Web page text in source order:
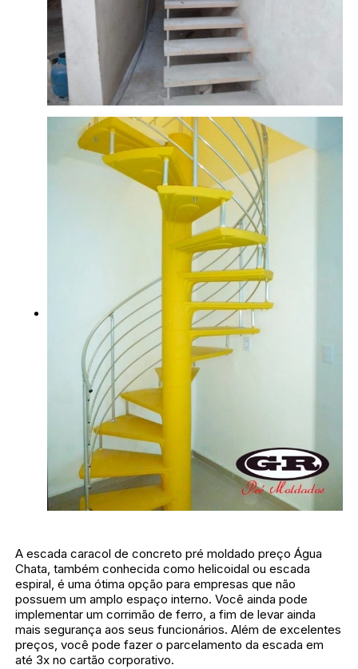
A escada caracol de concreto pré moldado preço Água
Chata, também conhecida como helicoidal ou escada
espiral, é uma ótima opção para empresas que não
possuem um amplo espaço interno. Você ainda pode
implementar um corrimão de ferro, a fim de levar ainda
mais segurança aos seus funcionários. Além de excelentes
preços, você pode fazer o parcelamento da escada em
até 3x no cartão corporativo.